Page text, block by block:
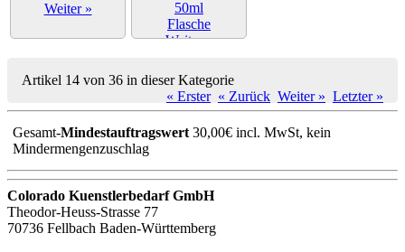
Weiter »
Weiter »
Artikel 14 von 36 in dieser Kategorie
« Erster « Zurück Weiter » Letzter »
Gesamt-Mindestauftragswert 30,00€ incl. MwSt, kein
Mindermengenzuschlag
Colorado Kuenstlerbedarf GmbH
Theodor-Heuss-Strasse 77
70736 Fellbach Baden-Württemberg